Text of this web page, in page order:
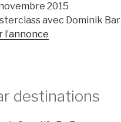
2015
avec Dominik
l’annonce
destinations